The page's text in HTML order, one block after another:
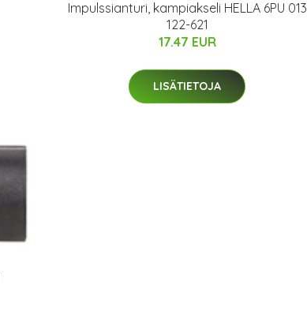
Impulssianturi, kampiakseli HELLA 6PU 013
122-621
17.47 EUR
LISÄTIETOJA